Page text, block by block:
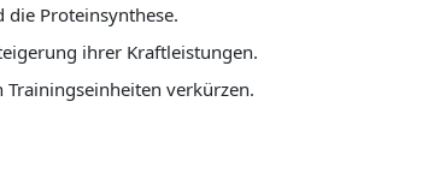
Proteinsynthese.
ihrer Kraftleistungen.
Trainingseinheiten verkürzen.